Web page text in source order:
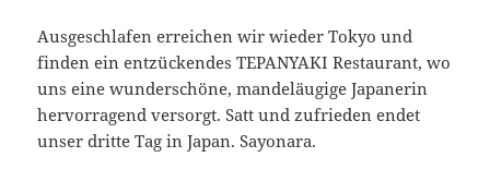
Ausgeschlafen erreichen wir wieder Tokyo und
finden ein entzückendes TEPANYAKI Restaurant, wo
uns eine wunderschöne, mandeläugige Japanerin
hervorragend versorgt. Satt und zufrieden endet
unser dritte Tag in Japan. Sayonara.